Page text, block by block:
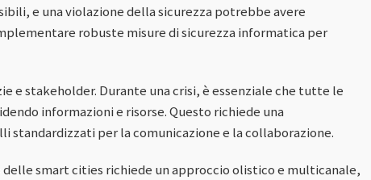
e una violazione della sicurezza potrebbe avere
robuste misure di sicurezza informatica per
e stakeholder. Durante una crisi, è essenziale che tutte le
informazioni e risorse. Questo richiede una
per la comunicazione e la collaborazione.
smart cities richiede un approccio olistico e multicanale,